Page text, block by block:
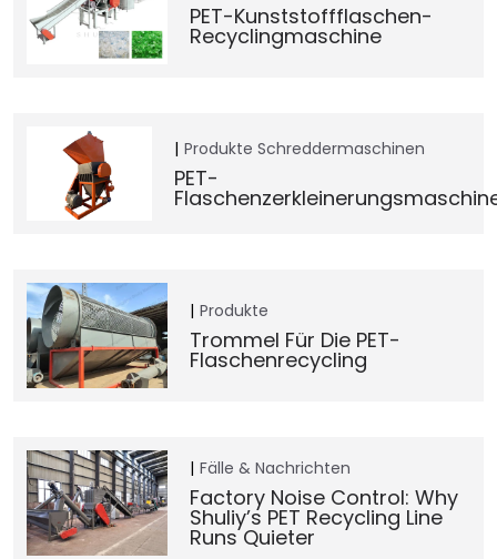
PET-Kunststoffflaschen-
Recyclingmaschine
Produkte Schreddermaschinen
PET-
Produkte
Trommel Für Die PET-
Flaschenrecycling
Fälle & Nachrichten
Factory Noise Control: Why
Shuliy’s PET Recycling Line
Runs Quieter